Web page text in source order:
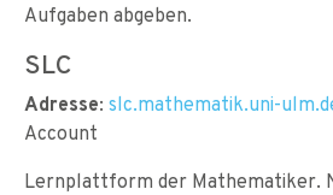
Aufgaben abgeben.
SLC
Adresse: slc.mathematik.uni-
Account
Lernplattform der Mathematiker.